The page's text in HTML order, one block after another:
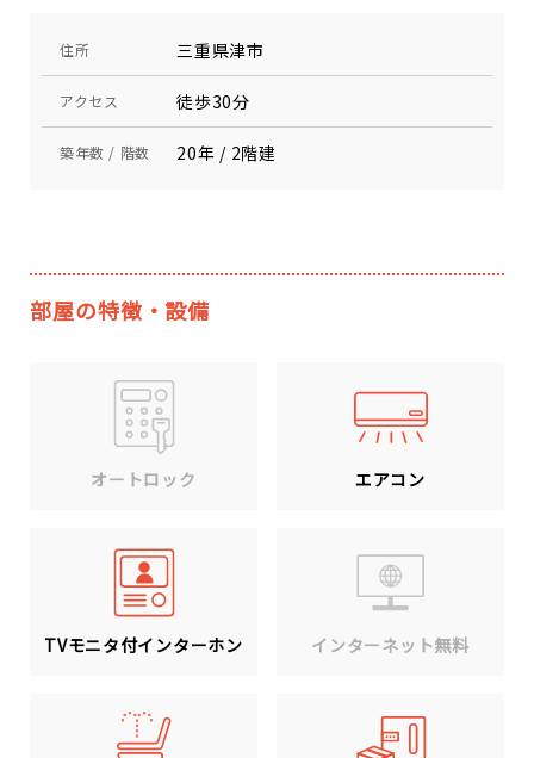
住所 三重県津市
アクセス 徒歩30分
築年数 / 階数 20年 / 2階建
部屋の特徴・設備
オートロック エアコン
TVモニタ付インターホン インターネット無料